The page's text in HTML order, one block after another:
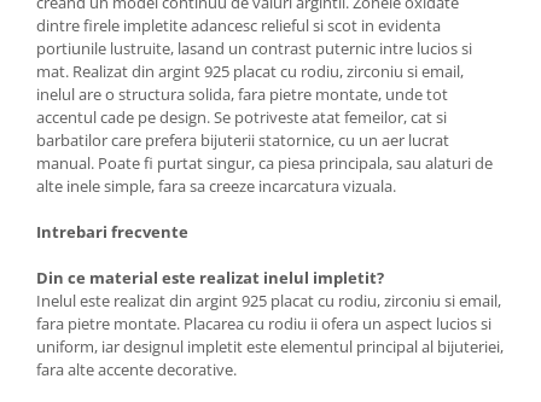
dintre firele impletite adancesc relieful si scot in evidenta
portiunile lustruite, lasand un contrast puternic intre lucios si
mat. Realizat din argint 925 placat cu rodiu, zirconiu si email,
inelul are o structura solida, fara pietre montate, unde tot
accentul cade pe design. Se potriveste atat femeilor, cat si
barbatilor care prefera bijuterii statornice, cu un aer lucrat
manual. Poate fi purtat singur, ca piesa principala, sau alaturi de
alte inele simple, fara sa creeze incarcatura vizuala.
Intrebari frecvente
Din ce material este realizat inelul impletit?
Inelul este realizat din argint 925 placat cu rodiu, zirconiu si email,
fara pietre montate. Placarea cu rodiu ii ofera un aspect lucios si
uniform, iar designul impletit este elementul principal al bijuteriei,
fara alte accente decorative.